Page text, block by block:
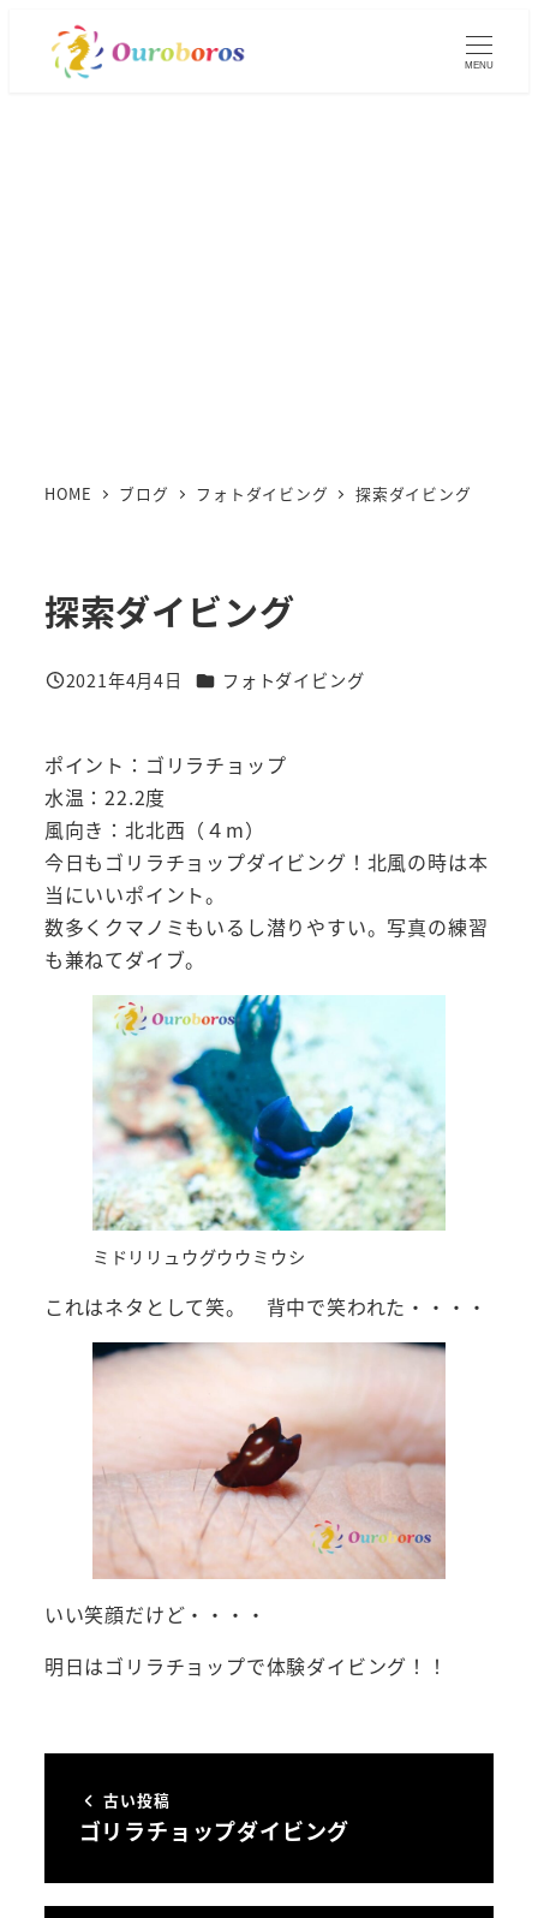
MENU
HOME ブログ フォトダイビング 探索ダイビング
探索ダイビング
投稿日
2021年4月4日 カテゴリー
フォトダイビング
ポイント：ゴリラチョップ
水温：22.2度
風向き：北北西（４m）
今日もゴリラチョップダイビング！北風の時は本
当にいいポイント。
数多くクマノミもいるし潜りやすい。写真の練習
も兼ねてダイブ。
ミドリリュウグウウミウシ
これはネタとして笑。 背中で笑われた・・・・
いい笑顔だけど・・・・
明日はゴリラチョップで体験ダイビング！！
古い投稿
ゴリラチョップダイビング